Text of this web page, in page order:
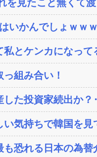
を見たこと無くて
いかんでしょｗｗ
とケンカになって
組み合い！
た投資家続出か？
い気持ちで韓国を
恐れる日本の為替